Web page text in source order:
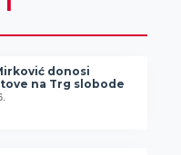
donosi
na Trg slobode